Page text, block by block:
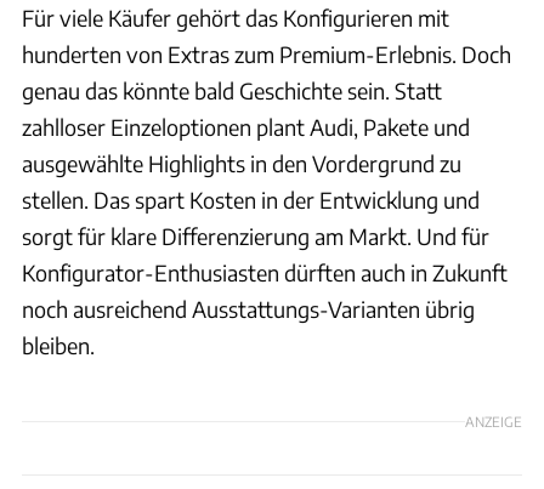
Für viele Käufer gehört das Konfigurieren mit
hunderten von Extras zum Premium-Erlebnis. Doch
genau das könnte bald Geschichte sein. Statt
zahlloser Einzeloptionen plant Audi, Pakete und
ausgewählte Highlights in den Vordergrund zu
stellen. Das spart Kosten in der Entwicklung und
sorgt für klare Differenzierung am Markt. Und für
Konfigurator-Enthusiasten dürften auch in Zukunft
noch ausreichend Ausstattungs-Varianten übrig
bleiben.
ANZEIGE